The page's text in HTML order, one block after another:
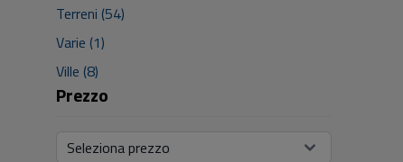
Terreni (54)
Varie (1)
Ville (8)
Prezzo
Seleziona prezzo